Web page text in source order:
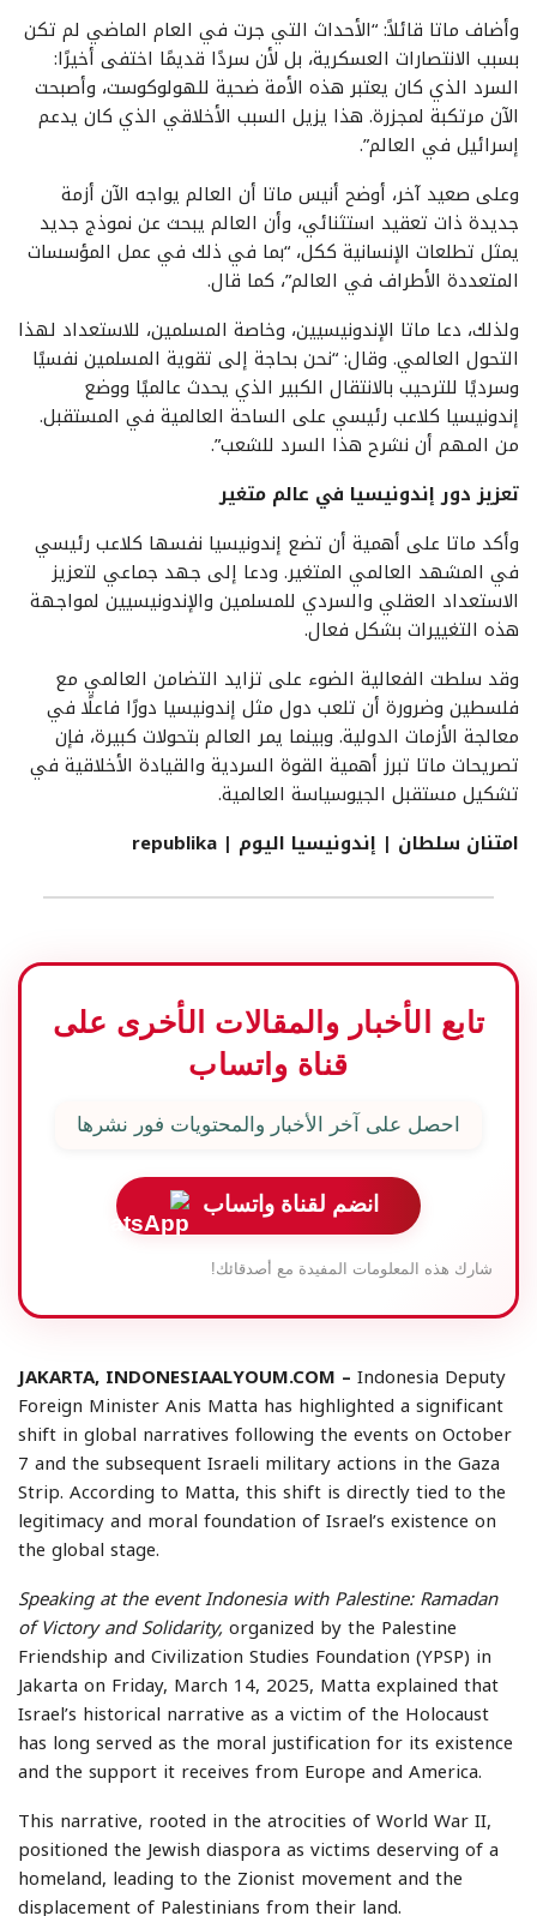
وأضاف ماتا قائلاً: “الأحداث التي جرت في العام الماضي لم تكن
بسبب الانتصارات العسكرية، بل لأن سردًا قديمًا اختفى أخيرًا:
السرد الذي كان يعتبر هذه الأمة ضحية للهولوكوست، وأصبحت
الآن مرتكبة لمجزرة. هذا يزيل السبب الأخلاقي الذي كان يدعم
إسرائيل في العالم”.
وعلى صعيد آخر، أوضح أنيس ماتا أن العالم يواجه الآن أزمة
جديدة ذات تعقيد استثنائي، وأن العالم يبحث عن نموذج جديد
يمثل تطلعات الإنسانية ككل، “بما في ذلك في عمل المؤسسات
المتعددة الأطراف في العالم”، كما قال.
ولذلك، دعا ماتا الإندونيسيين، وخاصة المسلمين، للاستعداد لهذا
التحول العالمي. وقال: “نحن بحاجة إلى تقوية المسلمين نفسيًا
وسرديًا للترحيب بالانتقال الكبير الذي يحدث عالميًا ووضع
إندونيسيا كلاعب رئيسي على الساحة العالمية في المستقبل.
من المهم أن نشرح هذا السرد للشعب”.
تعزيز دور إندونيسيا في عالم متغير
وأكد ماتا على أهمية أن تضع إندونيسيا نفسها كلاعب رئيسي
في المشهد العالمي المتغير. ودعا إلى جهد جماعي لتعزيز
الاستعداد العقلي والسردي للمسلمين والإندونيسيين لمواجهة
هذه التغييرات بشكل فعال.
وقد سلطت الفعالية الضوء على تزايد التضامن العالمي مع
فلسطين وضرورة أن تلعب دول مثل إندونيسيا دورًا فاعلًا في
معالجة الأزمات الدولية. وبينما يمر العالم بتحولات كبيرة، فإن
تصريحات ماتا تبرز أهمية القوة السردية والقيادة الأخلاقية في
تشكيل مستقبل الجيوسياسة العالمية.
امتنان سلطان | إندونيسيا اليوم | republika
تابع الأخبار والمقالات الأخرى على
قناة واتساب
احصل على آخر الأخبار والمحتويات فور نشرها
انضم لقناة واتساب
شارك هذه المعلومات المفيدة مع أصدقائك!
JAKARTA, INDONESIAALYOUM.COM – Indonesia Deputy
Foreign Minister Anis Matta has highlighted a significant
shift in global narratives following the events on October
7 and the subsequent Israeli military actions in the Gaza
Strip. According to Matta, this shift is directly tied to the
legitimacy and moral foundation of Israel’s existence on
the global stage.
Speaking at the event Indonesia with Palestine: Ramadan
of Victory and Solidarity, organized by the Palestine
Friendship and Civilization Studies Foundation (YPSP) in
Jakarta on Friday, March 14, 2025, Matta explained that
Israel’s historical narrative as a victim of the Holocaust
has long served as the moral justification for its existence
and the support it receives from Europe and America.
This narrative, rooted in the atrocities of World War II,
positioned the Jewish diaspora as victims deserving of a
homeland, leading to the Zionist movement and the
displacement of Palestinians from their land.